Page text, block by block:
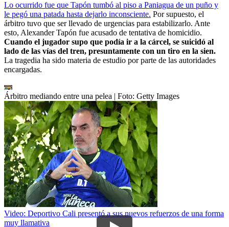
Lo ocurrido fue que Tapón tumbó al piso a Paniagua de un puño y
le pegó una patada hasta dejarlo inconsciente. Por supuesto, el
árbitro tuvo que ser llevado de urgencias para estabilizarlo. Ante
esto, Alexander Tapón fue acusado de tentativa de homicidio.
Cuando el jugador supo que podía ir a la cárcel, se suicidó al
lado de las vías del tren, presuntamente con un tiro en la sien.
La tragedia ha sido materia de estudio por parte de las autoridades
encargadas.
Árbitro mediando entre una pelea | Foto: Getty Images
Video: Deportivo Cali presentó a sus nuevos refuerzos de una forma
muy llamativa